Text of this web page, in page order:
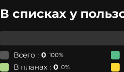
В списках у
Всего : 0 100%
В планах : 0 0%